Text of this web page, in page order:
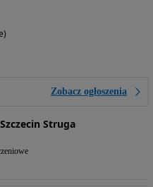
Zobacz ogłoszenia
Struga